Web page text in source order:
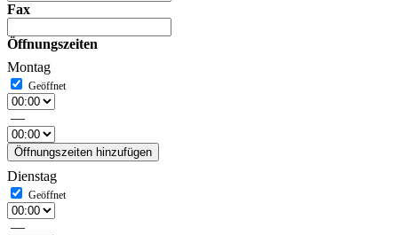
Fax
Öffnungszeiten
Montag
—
Öffnungszeiten hinzufügen
Dienstag
—